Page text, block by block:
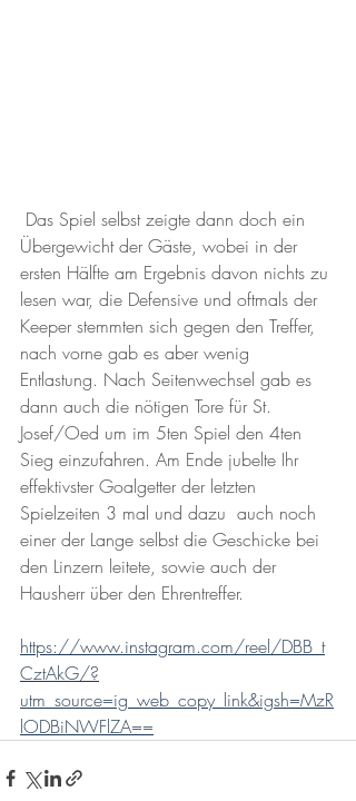
Übergewicht der Gäste, wobei in der
ersten Hälfte am Ergebnis davon nichts zu
lesen war, die Defensive und oftmals der
Keeper stemmten sich gegen den Treffer,
nach vorne gab es aber wenig
Entlastung. Nach Seitenwechsel gab es
dann auch die nötigen Tore für St.
Josef/Oed um im 5ten Spiel den 4ten
Sieg einzufahren. Am Ende jubelte Ihr
effektivster Goalgetter der letzten
Spielzeiten 3 mal und dazu  auch noch
einer der Lange selbst die Geschicke bei
den Linzern leitete, sowie auch der
Hausherr über den Ehrentreffer.
https://www.instagram.com/reel/DBB_t
CztAkG/?
utm_source=ig_web_copy_link&igsh=MzR
lODBiNWFlZA==